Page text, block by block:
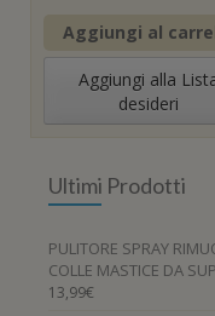
Aggiungi al
Aggiungi alla
desideri
Ultimi Prodotti
PULITORE SPRAY
COLLE MASTICE DA
13,99€